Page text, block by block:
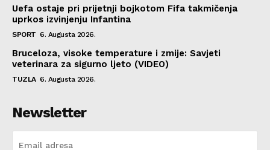
Uefa ostaje pri prijetnji bojkotom Fifa takmičenja
uprkos izvinjenju Infantina
SPORT 6. Augusta 2026.
Bruceloza, visoke temperature i zmije: Savjeti
veterinara za sigurno ljeto (VIDEO)
TUZLA 6. Augusta 2026.
Newsletter